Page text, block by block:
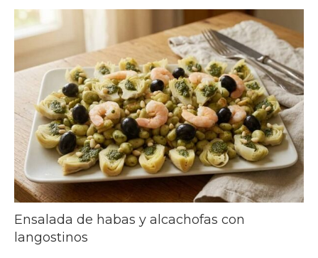
Ensalada de habas y alcachofas con
langostinos